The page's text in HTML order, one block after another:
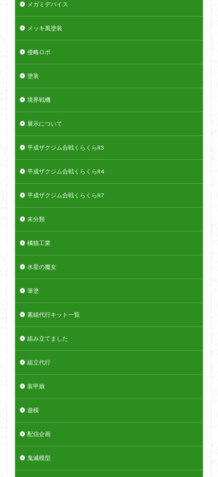
メガミデバイス
メッキ風塗装
侵略ロボ
塗装
境界戦機
展示について
平成ザクジム合戦くらくらR3
平成ザクジム合戦くらくらR4
平成ザクジム合戦くらくらR7
未分類
橘猫工業
水星の魔女
筆塗
素組代行キット一覧
組み立てました
組立代行
装甲娘
遊模
配信企画
鬼滅模型